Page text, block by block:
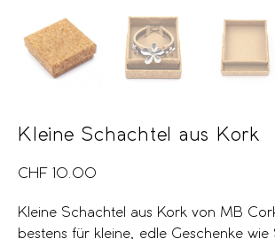
Kleine Schachtel aus Kork
CHF 10.00
Kleine Schachtel aus Kork von MB
bestens für kleine, edle Geschenke